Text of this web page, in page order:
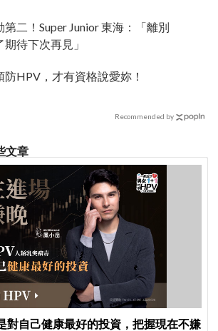
二！Super Junior 東海：「離別
待下次再見」
HPV，才有資格說愛妳！
Recommended by
文章
對自己健康最好的投資，把握現在不嫌